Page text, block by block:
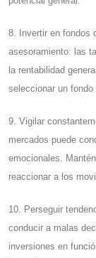
8. Invertir en fondos
asesoramiento: las
la rentabilidad
seleccionar un fondo
9. Vigilar
mercados puede
emocionales.
reaccionar a los
10. Perseguir
conducir a malas
inversiones en